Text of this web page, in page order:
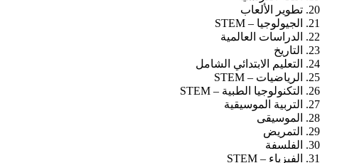
تطوير الألعاب
الجيولوجيا – STEM
الدراسات العالمية
التاريخ
التعليم الابتدائي الشامل
الرياضيات – STEM
التكنولوجيا الطبية – STEM
التربية الموسيقية
الموسيقى
التمريض
الفلسفة
الفيزياء – STEM